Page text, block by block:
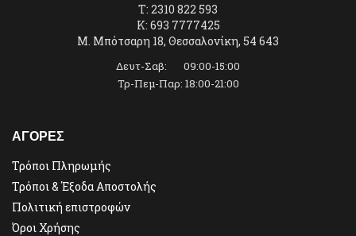
T: 2310 822 593
K: 693 7777425
Μ. Μπότσαρη 18, Θεσσαλονίκη, 54 643
Δευτ-Σαβ: 09:00-15:00
Τρ-Πεμ-Παρ: 18:00-21:00
ΑΓΟΡΕΣ
Τρόποι Πληρωμής
Τρόποι & Έξοδα Αποστολής
Πολιτική επιστροφών
Όροι Χρήσης